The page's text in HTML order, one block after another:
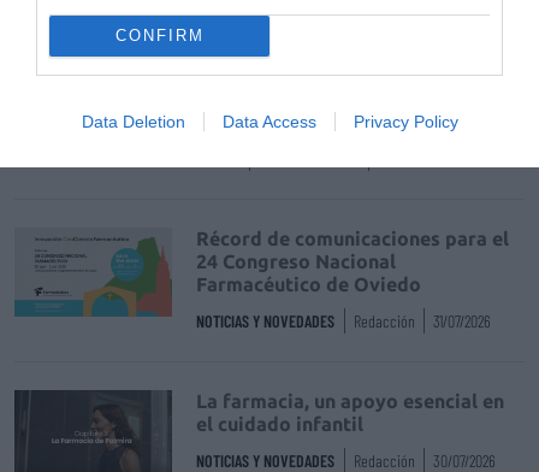
CONFIRM
Data Deletion Data Access Privacy Policy
Destacados
La venta online de medicamentos
trazabilidad
Récord de comunicaciones para el
24 Congreso Nacional
Farmacéutico de Oviedo
NOTICIAS Y NOVEDADES Redacción 31/07/2026
La farmacia, un apoyo esencial en
el cuidado infantil
NOTICIAS Y NOVEDADES Redacción 30/07/2026